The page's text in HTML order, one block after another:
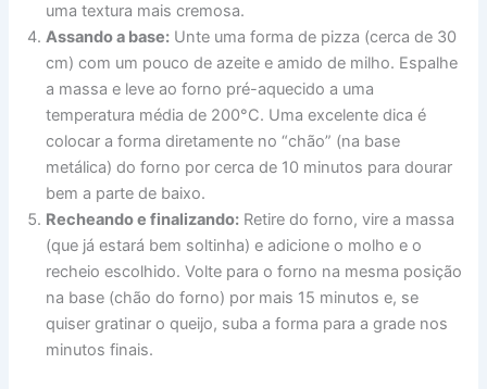
uma textura mais cremosa.
Assando a base: Unte uma forma de pizza (cerca de 30
cm) com um pouco de azeite e amido de milho. Espalhe
a massa e leve ao forno pré-aquecido a uma
temperatura média de 200°C. Uma excelente dica é
colocar a forma diretamente no “chão” (na base
metálica) do forno por cerca de 10 minutos para dourar
bem a parte de baixo.
Recheando e finalizando: Retire do forno, vire a massa
(que já estará bem soltinha) e adicione o molho e o
recheio escolhido. Volte para o forno na mesma posição
na base (chão do forno) por mais 15 minutos e, se
quiser gratinar o queijo, suba a forma para a grade nos
minutos finais.